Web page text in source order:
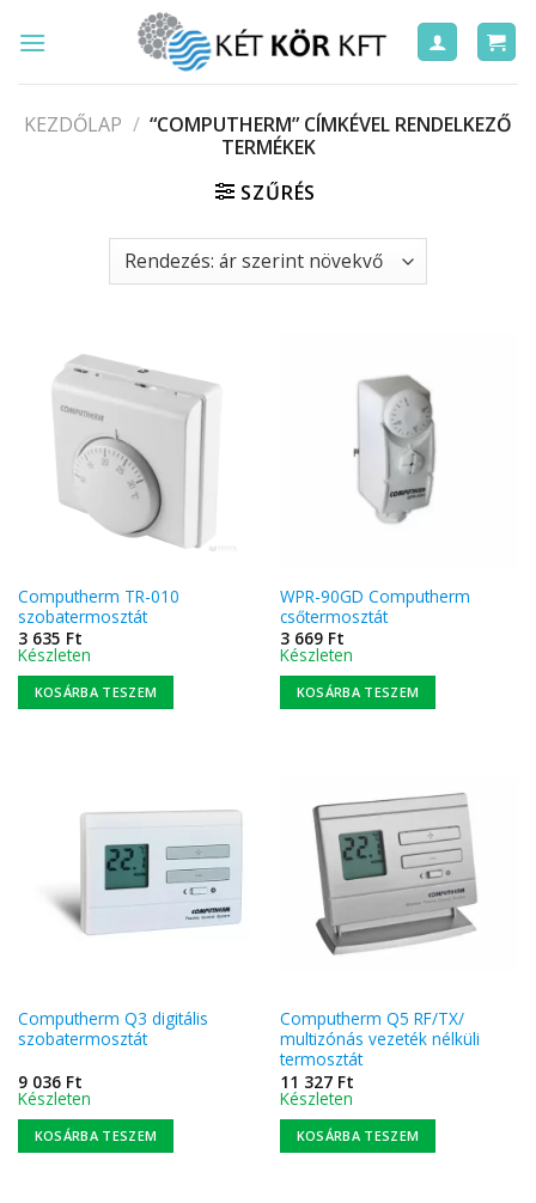
KEZDŐLAP / “COMPUTHERM” CÍMKÉVEL RENDELKEZŐ
TERMÉKEK
SZŰRÉS
Computherm TR-010
szobatermosztát
3 635 Ft
Készleten
KOSÁRBA TESZEM
WPR-90GD Computherm
csőtermosztát
3 669 Ft
Készleten
KOSÁRBA TESZEM
Computherm Q3 digitális
szobatermosztát
9 036 Ft
Készleten
KOSÁRBA TESZEM
Computherm Q5 RF/TX/
multizónás vezeték nélküli
termosztát
11 327 Ft
Készleten
KOSÁRBA TESZEM